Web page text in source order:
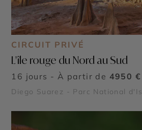
CIRCUIT PRIVÉ
L'île rouge du Nord au Sud
16 jours - À partir de 4950 €
Diego Suarez - Parc National